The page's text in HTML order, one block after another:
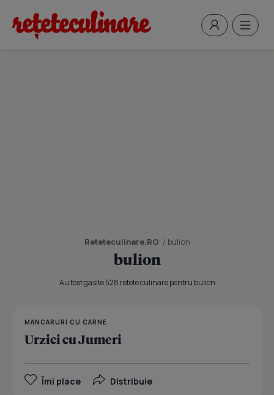
Reteteculinare.RO / bulion
bulion
Au fost gasite 528 retete culinare pentru bulion
MANCARURI CU CARNE
Urzici cu Jumeri
Îmi place Distribuie